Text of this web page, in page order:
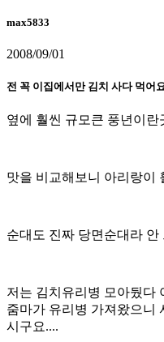
max5833
2008/09/01
전 꼭 이집에서만 김치 사다 먹어
옆에 훨씬 규모큰 풍년이란
맛을 비교해보니 아리랑이
순대도 진짜 당면순대라 안
저는 김치유리병 모아뒀다
줌마가 유리병 가져왔으니
시구요....